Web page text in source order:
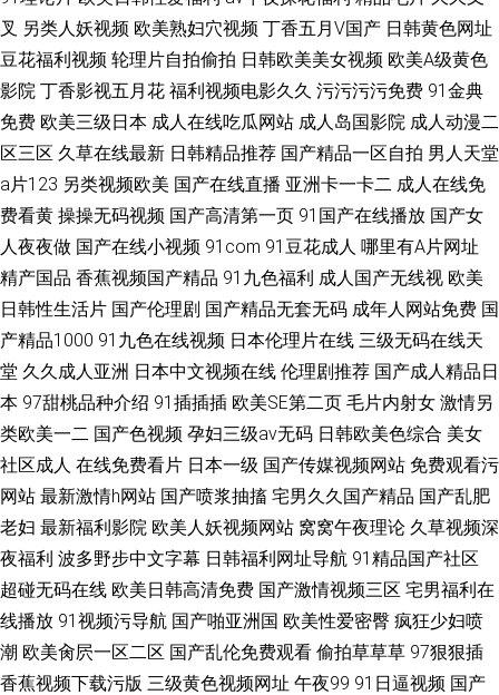
叉 另类人妖视频 欧美熟妇穴视频 丁香五月V国产 日韩黄色网址
豆花福利视频 轮理片自拍偷拍 日韩欧美美女视频 欧美A级黄色
影院 丁香影视五月花 福利视频电影久久 污污污污免费 91金典
免费 欧美三级日本 成人在线吃瓜网站 成人岛国影院 成人动漫二
区三区 久草在线最新 日韩精品推荐 国产精品一区自拍 男人天堂
a片123 另类视频欧美 国产在线直播 亚洲卡一卡二 成人在线免
费看黄 操操无码视频 国产高清第一页 91国产在线播放 国产女
人夜夜做 国产在线小视频 91com 91豆花成人 哪里有A片网址
精产国品 香蕉视频国产精品 91九色福利 成人国产无线视 欧美
日韩性生活片 国产伦理剧 国产精品无套无码 成年人网站免费 国
产精品1000 91九色在线视频 日本伦理片在线 三级无码在线天
堂 久久成人亚洲 日本中文视频在线 伦理剧推荐 国产成人精品日
本 97甜桃品种介绍 91插插插 欧美SE第二页 毛片内射女 激情另
类欧美一二 国产色视频 孕妇三级av无码 日韩欧美色综合 美女
社区成人 在线免费看片 日本一级 国产传媒视频网站 免费观看污
网站 最新激情h网站 国产喷浆抽搐 宅男久久国产精品 国产乱肥
老妇 最新福利影院 欧美人妖视频网站 窝窝午夜理论 久草视频深
夜福利 波多野步中文字幕 日韩福利网址导航 91精品国产社区
超碰无码在线 欧美日韩高清免费 国产激情视频三区 宅男福利在
线播放 91视频污导航 国产啪亚洲国 欧美性爱密臀 疯狂少妇喷
潮 欧美肏屄一区二区 国产乱伦免费观看 偷拍草草草 97狠狠插
香蕉视频下载污版 三级黄色视频网址 午夜99 91日逼视频 国产